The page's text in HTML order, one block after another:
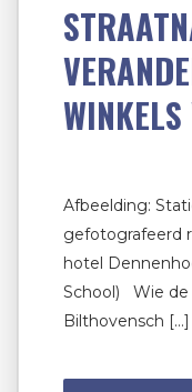
WINKELS
Afbeelding:
gefotografeerd
hotel
School) Wie
Bilthovensch […]